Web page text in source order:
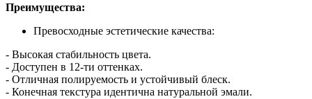
Преимущества:
Превосходные эстетические качества:
- Высокая стабильность цвета.
- Доступен в 12-ти оттенках.
- Отличная полируемость и устойчивый блеск.
- Конечная текстура идентична натуральной эмали.